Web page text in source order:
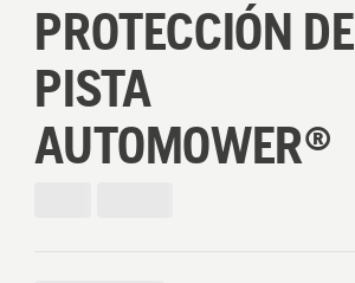
PROTECCIÓN DE
PISTA
AUTOMOWER®